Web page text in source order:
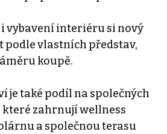
vybavení interiéru si nový
podle vlastních představ,
koupě.
je také podíl na společných
které zahrnují wellness
a společnou terasu